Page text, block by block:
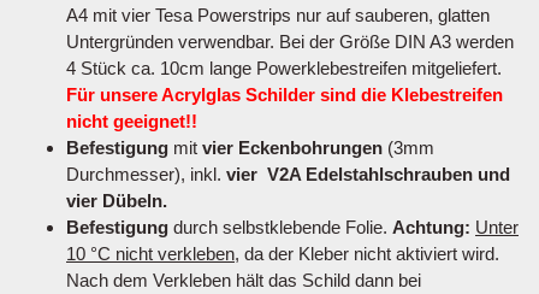
A4 mit vier Tesa Powerstrips nur auf sauberen, glatten
Untergründen verwendbar. Bei der Größe DIN A3 werden
4 Stück ca. 10cm lange Powerklebestreifen mitgeliefert.
Für unsere Acrylglas Schilder sind die Klebestreifen
nicht geeignet!!
Befestigung mit vier Eckenbohrungen (3mm
Durchmesser), inkl. vier V2A Edelstahlschrauben und
vier Dübeln.
Befestigung durch selbstklebende Folie. Achtung: Unter
10 °C nicht verkleben, da der Kleber nicht aktiviert wird.
Nach dem Verkleben hält das Schild dann bei